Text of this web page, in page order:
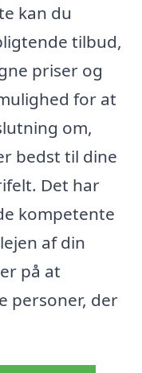
kan du
tilbud,
priser og
for at
om,
bedst til dine
Det har
kompetente
af din
på at
personer, der